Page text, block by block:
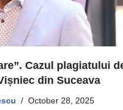
Cazul plagiatului
din Suceava
October 28, 2025